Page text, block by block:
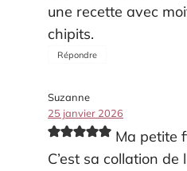
une recette avec
chipits.
Répondre
Suzanne
25 janvier 2026
Ma petite
C’est sa collation de